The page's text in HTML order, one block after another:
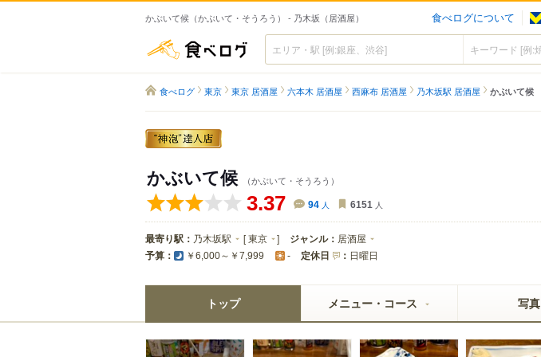
かぶいて候（かぶいて・そうろう） - 乃木坂（居酒屋） 食べログについて
食べログ
食べログ 東京 東京 居酒屋 六本木 居酒屋 西麻布 居酒屋 乃木坂駅 居酒屋 かぶいて候
かぶいて候 （かぶいて・そうろう）
3.37 94 人 6151 人
最寄り駅： 乃木坂駅 [東京 ] ジャンル： 居酒屋
予算： ￥6,000～￥7,999 - 定休日 ： 日曜日
トップ メニュー・コース 写真